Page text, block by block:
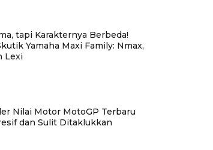
tapi Karakternya Berbeda!
Yamaha Maxi Family: Nmax,
Lexi
Nilai Motor MotoGP Terbaru
dan Sulit Ditaklukkan